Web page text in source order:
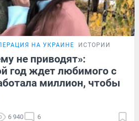
НА УКРАИНЕ ИСТОРИИ
не приводят»:
год ждет любимого с
миллион, чтобы
6 940 6